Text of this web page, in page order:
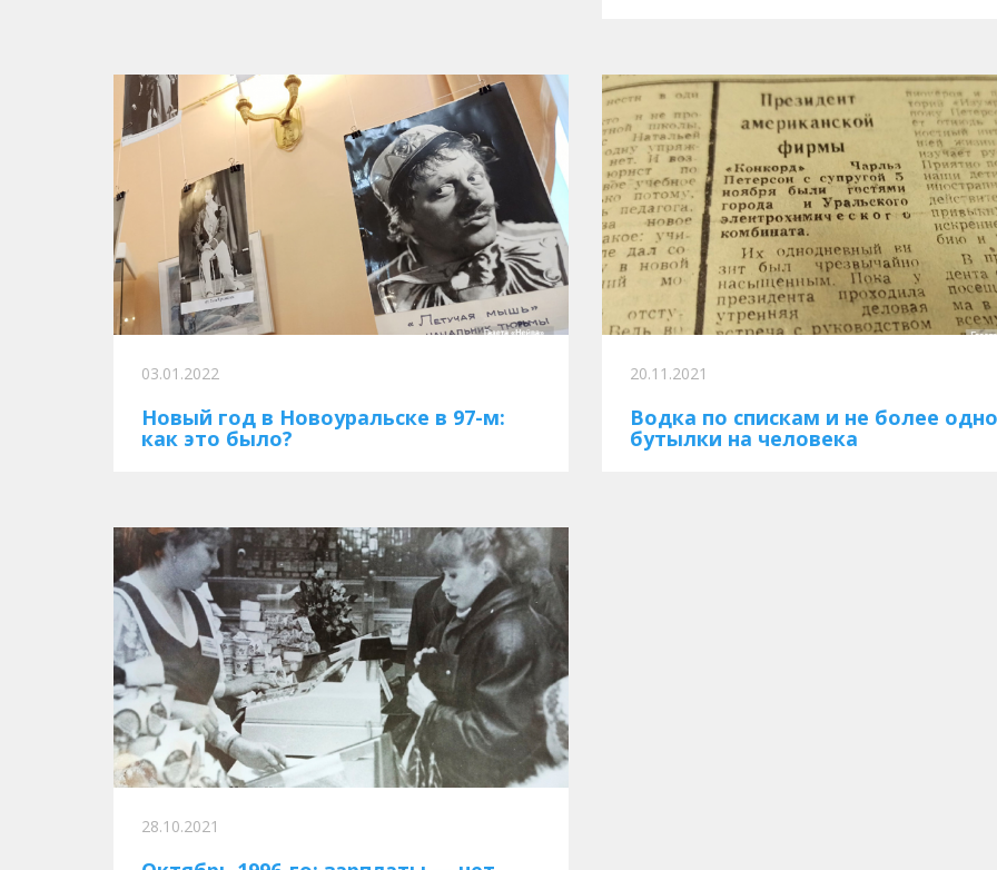
03.01.2022
Новый год в Новоуральске в 97-м:
как это было?
20.11.2021
Водка по спискам и не более
бутылки на человека
28.10.2021